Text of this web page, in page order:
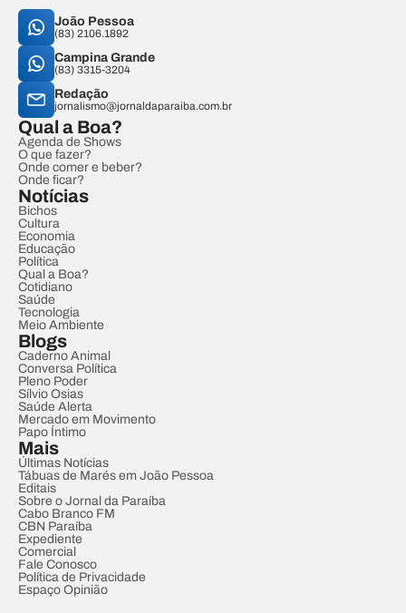
João Pessoa
(83) 2106.1892
Campina Grande
(83) 3315-3204
Redação
jornalismo@jornaldaparaiba.com.br
Qual a Boa?
Agenda de Shows
O que fazer?
Onde comer e beber?
Onde ficar?
Notícias
Bichos
Cultura
Economia
Educação
Política
Qual a Boa?
Cotidiano
Saúde
Tecnologia
Meio Ambiente
Blogs
Caderno Animal
Conversa Política
Pleno Poder
Sílvio Osias
Saúde Alerta
Mercado em Movimento
Papo Íntimo
Mais
Últimas Notícias
Tábuas de Marés em João Pessoa
Editais
Sobre o Jornal da Paraíba
Cabo Branco FM
CBN Paraíba
Expediente
Comercial
Fale Conosco
Política de Privacidade
Espaço Opinião